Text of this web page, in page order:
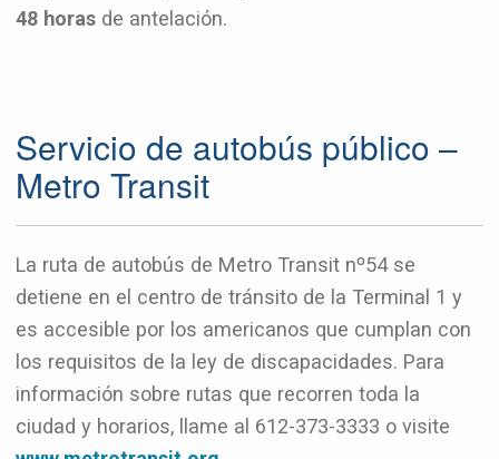
48 horas de antelación.
Servicio de autobús público –
Metro Transit
La ruta de autobús de Metro Transit nº54 se
detiene en el centro de tránsito de la Terminal 1 y
es accesible por los americanos que cumplan con
los requisitos de la ley de discapacidades. Para
información sobre rutas que recorren toda la
ciudad y horarios, llame al 612-373-3333 o visite